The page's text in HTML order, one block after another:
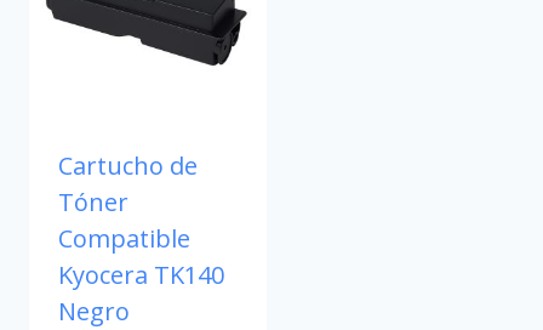
Cartucho de
Tóner
Compatible
Kyocera TK140
Negro